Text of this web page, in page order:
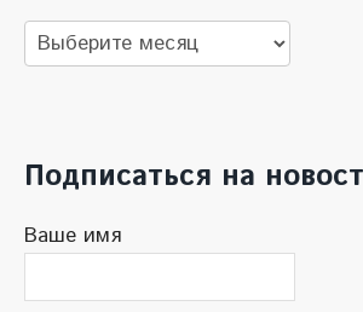
Архив
новостей
Подписаться на
Ваше имя